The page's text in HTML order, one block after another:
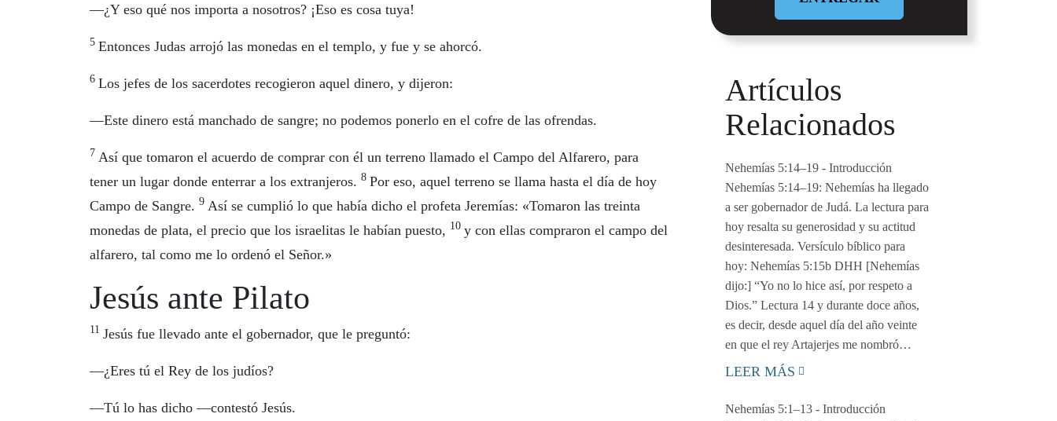
—¿Y eso qué nos importa a nosotros? ¡Eso es cosa tuya!
5 Entonces Judas arrojó las monedas en el templo, y fue y se ahorcó.
6 Los jefes de los sacerdotes recogieron aquel dinero, y dijeron:
—Este dinero está manchado de sangre; no podemos ponerlo en el cofre de las ofrendas.
7 Así que tomaron el acuerdo de comprar con él un terreno llamado el Campo del Alfarero, para
tener un lugar donde enterrar a los extranjeros. 8 Por eso, aquel terreno se llama hasta el día de hoy
Campo de Sangre. 9 Así se cumplió lo que había dicho el profeta Jeremías: «Tomaron las treinta
monedas de plata, el precio que los israelitas le habían puesto, 10 y con ellas compraron el campo del
alfarero, tal como me lo ordenó el Señor.»
Jesús ante Pilato
11 Jesús fue llevado ante el gobernador, que le preguntó:
—¿Eres tú el Rey de los judíos?
—Tú lo has dicho —contestó Jesús.
Artículos
Relacionados
Nehemías 5:14–19 - Introducción
Nehemías 5:14–19: Nehemías ha llegado
a ser gobernador de Judá. La lectura para
hoy resalta su generosidad y su actitud
desinteresada. Versículo bíblico para
hoy: Nehemías 5:15b DHH [Nehemías
dijo:] “Yo no lo hice así, por respeto a
Dios.” Lectura 14 y durante doce años,
es decir, desde aquel día del año veinte
en que el rey Artajerjes me nombró…
LEER MÁS
Nehemías 5:1–13 - Introducción